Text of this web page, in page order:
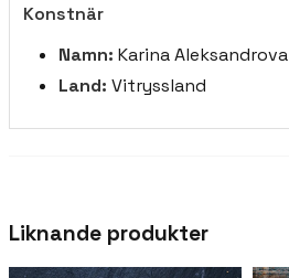
Konstnär
Namn: Karina Aleksandrova
Land: Vitryssland
Liknande produkter